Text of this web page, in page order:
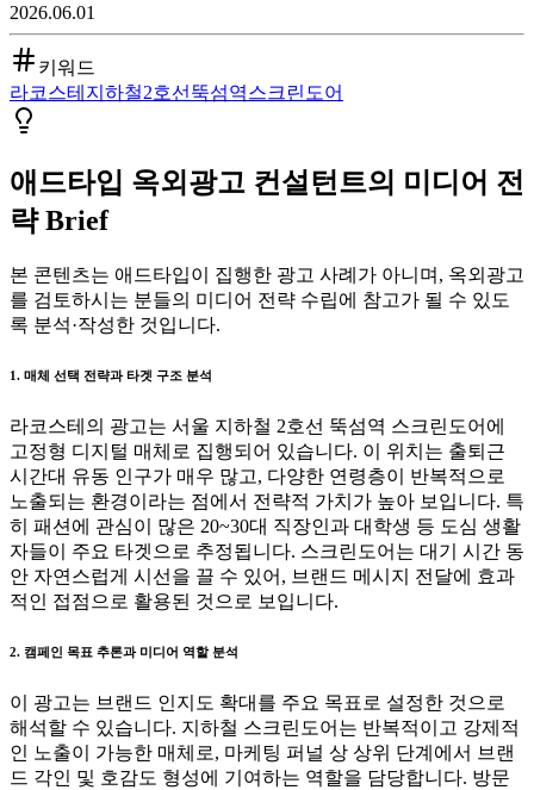
2026.06.01
키워드
라코스테 지하철2호선 뚝섬역스크린도어
애드타입 옥외광고 컨설턴트의 미디어 전
략 Brief
본 콘텐츠는 애드타입이 집행한 광고 사례가 아니며, 옥외광고
를 검토하시는 분들의 미디어 전략 수립에 참고가 될 수 있도
록 분석·작성한 것입니다.
1. 매체 선택 전략과 타겟 구조 분석
라코스테의 광고는 서울 지하철 2호선 뚝섬역 스크린도어에
고정형 디지털 매체로 집행되어 있습니다. 이 위치는 출퇴근
시간대 유동 인구가 매우 많고, 다양한 연령층이 반복적으로
노출되는 환경이라는 점에서 전략적 가치가 높아 보입니다. 특
히 패션에 관심이 많은 20~30대 직장인과 대학생 등 도심 생활
자들이 주요 타겟으로 추정됩니다. 스크린도어는 대기 시간 동
안 자연스럽게 시선을 끌 수 있어, 브랜드 메시지 전달에 효과
적인 접점으로 활용된 것으로 보입니다.
2. 캠페인 목표 추론과 미디어 역할 분석
이 광고는 브랜드 인지도 확대를 주요 목표로 설정한 것으로
해석할 수 있습니다. 지하철 스크린도어는 반복적이고 강제적
인 노출이 가능한 매체로, 마케팅 퍼널 상 상위 단계에서 브랜
드 각인 및 호감도 형성에 기여하는 역할을 담당합니다. 방문